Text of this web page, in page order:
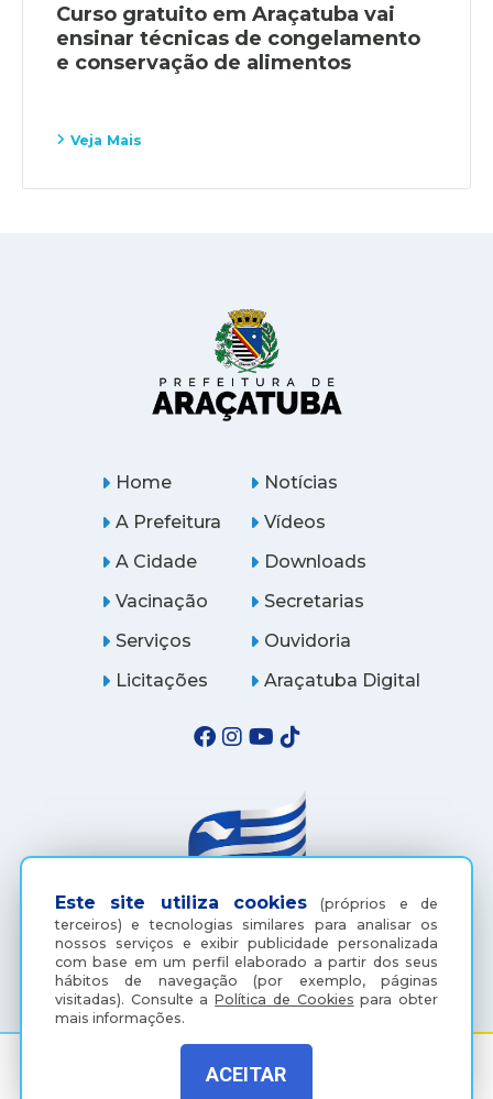
Curso gratuito em Araçatuba vai
ensinar técnicas de congelamento
e conservação de alimentos
Veja Mais
Este site utiliza cookies (próprios e de
terceiros) e tecnologias similares para analisar os
nossos serviços e exibir publicidade personalizada
com base em um perfil elaborado a partir dos seus
hábitos de navegação (por exemplo, páginas
visitadas). Consulte aPolítica de Cookies para obter
mais informações.
ACEITAR
Home
A Prefeitura
A Cidade
Notícias
Vídeos
Downloads
Vacinação
Serviços
Licitações
Secretarias
Ouvidoria
Araçatuba Digital
(18) 3607-6500